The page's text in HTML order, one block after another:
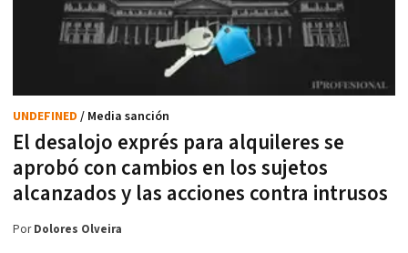
El desalojo exprés para alquileres se
aprobó con cambios en los sujetos
alcanzados y las acciones contra intrusos
UNDEFINED / Media sanción
PorDolores Olveira